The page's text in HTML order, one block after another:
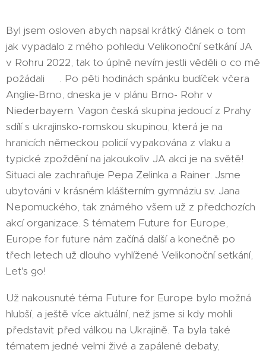
Byl jsem osloven abych napsal krátký článek o tom
jak vypadalo z mého pohledu Velikonoční setkání JA
v Rohru 2022, tak to úplně nevím jestli věděli o co mě
požádali 🙂. Po pěti hodinách spánku budíček včera
Anglie-Brno, dneska je v plánu Brno- Rohr v
Niederbayern. Vagon česká skupina jedoucí z Prahy
sdílí s ukrajinsko-romskou skupinou, která je na
hranicích německou policií vypakována z vlaku a
typické zpoždění na jakoukoliv JA akci je na světě!
Situaci ale zachraňuje Pepa Zelinka a Rainer. Jsme
ubytováni v krásném klášterním gymnáziu sv. Jana
Nepomuckého, tak známého všem už z předchozích
akcí organizace. S tématem Future for Europe,
Europe for future nám začíná další a konečně po
třech letech už dlouho vyhlížené Velikonoční setkání,
Let's go!
Už nakousnuté téma Future for Europe bylo možná
hlubší, a ještě více aktuální, než jsme si kdy mohli
představit před válkou na Ukrajině. Ta byla také
tématem jedné velmi živé a zapálené debaty,